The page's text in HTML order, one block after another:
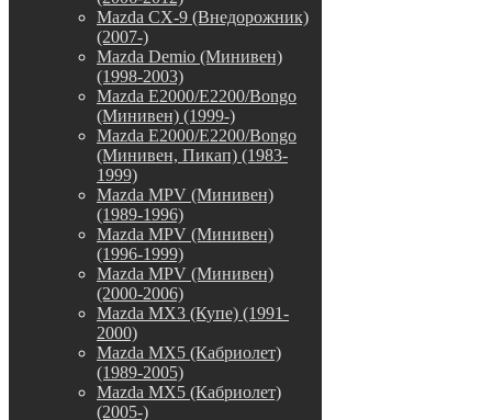
Mazda CX-9 (Внедорожник)
(2007-)
Mazda Demio (Минивен)
(1998-2003)
Mazda E2000/E2200/Bongo
(Минивен) (1999-)
Mazda E2000/E2200/Bongo
(Минивен, Пикап) (1983-
1999)
Mazda MPV (Минивен)
(1989-1996)
Mazda MPV (Минивен)
(1996-1999)
Mazda MPV (Минивен)
(2000-2006)
Mazda MX3 (Купе) (1991-
2000)
Mazda MX5 (Кабриолет)
(1989-2005)
Mazda MX5 (Кабриолет)
(2005-)